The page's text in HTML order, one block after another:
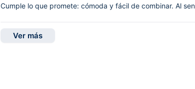
Cumple lo que promete: cómoda y fácil de combinar. Al
Ver más